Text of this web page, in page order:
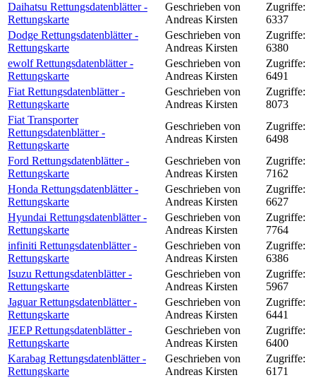
Daihatsu Rettungsdatenblätter -
Rettungskarte
Geschrieben von
Andreas Kirsten
Zugriffe:
6337
Dodge Rettungsdatenblätter -
Rettungskarte
Geschrieben von
Andreas Kirsten
Zugriffe:
6380
ewolf Rettungsdatenblätter -
Rettungskarte
Geschrieben von
Andreas Kirsten
Zugriffe:
6491
Fiat Rettungsdatenblätter -
Rettungskarte
Geschrieben von
Andreas Kirsten
Zugriffe:
8073
Fiat Transporter
Rettungsdatenblätter -
Rettungskarte
Geschrieben von
Andreas Kirsten
Zugriffe:
6498
Ford Rettungsdatenblätter -
Rettungskarte
Geschrieben von
Andreas Kirsten
Zugriffe:
7162
Honda Rettungsdatenblätter -
Rettungskarte
Geschrieben von
Andreas Kirsten
Zugriffe:
6627
Hyundai Rettungsdatenblätter -
Rettungskarte
Geschrieben von
Andreas Kirsten
Zugriffe:
7764
infiniti Rettungsdatenblätter -
Rettungskarte
Geschrieben von
Andreas Kirsten
Zugriffe:
6386
Isuzu Rettungsdatenblätter -
Rettungskarte
Geschrieben von
Andreas Kirsten
Zugriffe:
5967
Jaguar Rettungsdatenblätter -
Rettungskarte
Geschrieben von
Andreas Kirsten
Zugriffe:
6441
JEEP Rettungsdatenblätter -
Rettungskarte
Geschrieben von
Andreas Kirsten
Zugriffe:
6400
Karabag Rettungsdatenblätter -
Rettungskarte
Geschrieben von
Andreas Kirsten
Zugriffe:
6171